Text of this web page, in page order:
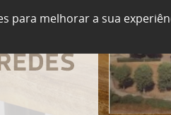
para melhorar a sua